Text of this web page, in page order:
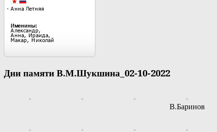
Дни памяти В.М.Шукшина_02-10-2022
В.Баринов